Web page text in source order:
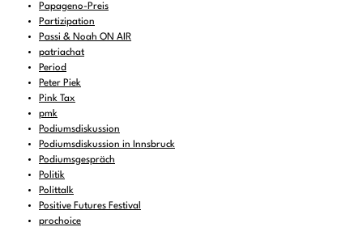
Papageno-Preis
Partizipation
Passi & Noah ON AIR
patriachat
Period
Peter Piek
Pink Tax
pmk
Podiumsdiskussion
Podiumsdiskussion in Innsbruck
Podiumsgespräch
Politik
Polittalk
Positive Futures Festival
prochoice